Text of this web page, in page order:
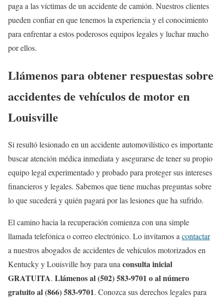
paga a las víctimas de un accidente de camión. Nuestros clientes
pueden confiar en que tenemos la experiencia y el conocimiento
para enfrentar a estos poderosos equipos legales y luchar mucho
por ellos.
Llámenos para obtener respuestas sobre
accidentes de vehículos de motor en
Louisville
Si resultó lesionado en un accidente automovilístico es importante
buscar atención médica inmediata y asegurarse de tener su propio
equipo legal experimentado y probado para proteger sus intereses
financieros y legales. Sabemos que tiene muchas preguntas sobre
lo que sucederá y quién pagará por las lesiones que ha sufrido.
El camino hacia la recuperación comienza con una simple
llamada telefónica o correo electrónico. Lo invitamos a contactar
a nuestros abogados de accidentes de vehículos motorizados en
Kentucky y Louisville hoy para una consulta inicial
GRATUITA. Llámenos al (502) 583-9701 o al número
gratuito al (866) 583-9701. Conozca sus derechos legales para